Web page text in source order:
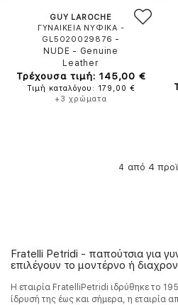
GUY LAROCHE
ΓΥΝΑΙΚΕΙΑ ΝΥΦΙΚΑ -
GL5020029876 -
NUDE - Genuine
Leather
Τρέχουσα τιμή: 145,00 €
Τιμή καταλόγου: 179,00 €
+3 χρώματα
4 από 4
Fratelli Petridi - παπούτσια για
επιλέγουν το μοντέρνο ή
Η εταιρία FratelliPetridi ιδρύθηκε το
ίδρυσή της έως και σήμερα, η εταιρία